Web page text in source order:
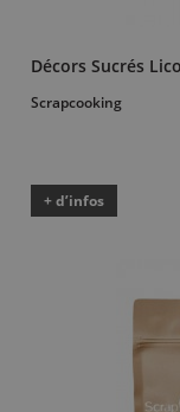
Décors Sucrés
Scrapcooking
+ d’infos